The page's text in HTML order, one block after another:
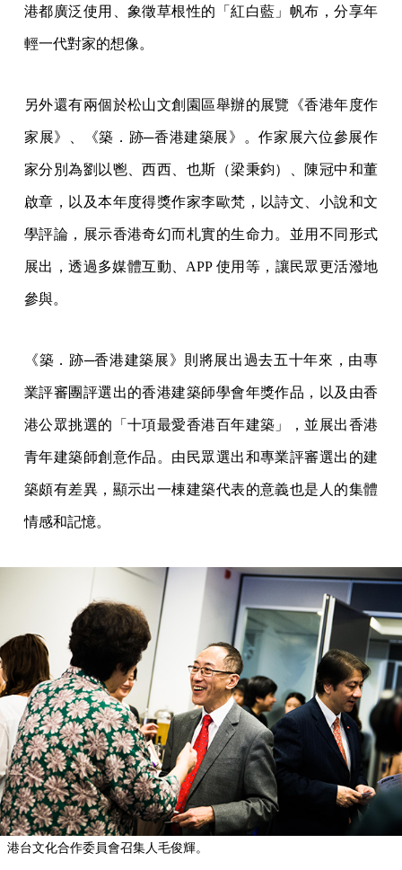
港都廣泛使用、象徵草根性的「紅白藍」帆布，分享年
輕一代對家的想像。
另外還有兩個於松山文創園區舉辦的展覽《香港年度作
家展》、《築．跡─香港建築展》。作家展六位參展作
家分別為劉以鬯、西西、也斯（梁秉鈞）、陳冠中和董
啟章，以及本年度得獎作家李歐梵，以詩文、小說和文
學評論，展示香港奇幻而札實的生命力。並用不同形式
展出，透過多媒體互動、APP 使用等，讓民眾更活潑地
參與。
《築．跡─香港建築展》則將展出過去五十年來，由專
業評審團評選出的香港建築師學會年獎作品，以及由香
港公眾挑選的「十項最愛香港百年建築」，並展出香港
青年建築師創意作品。由民眾選出和專業評審選出的建
築頗有差異，顯示出一棟建築代表的意義也是人的集體
情感和記憶。
港台文化合作委員會召集人毛俊輝。